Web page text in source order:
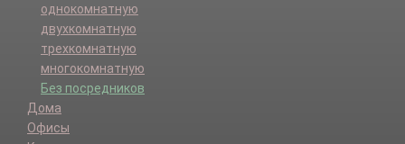
однокомнатную
двухкомнатную
трехкомнатную
многокомнатную
Без посредников
Дома
Офисы